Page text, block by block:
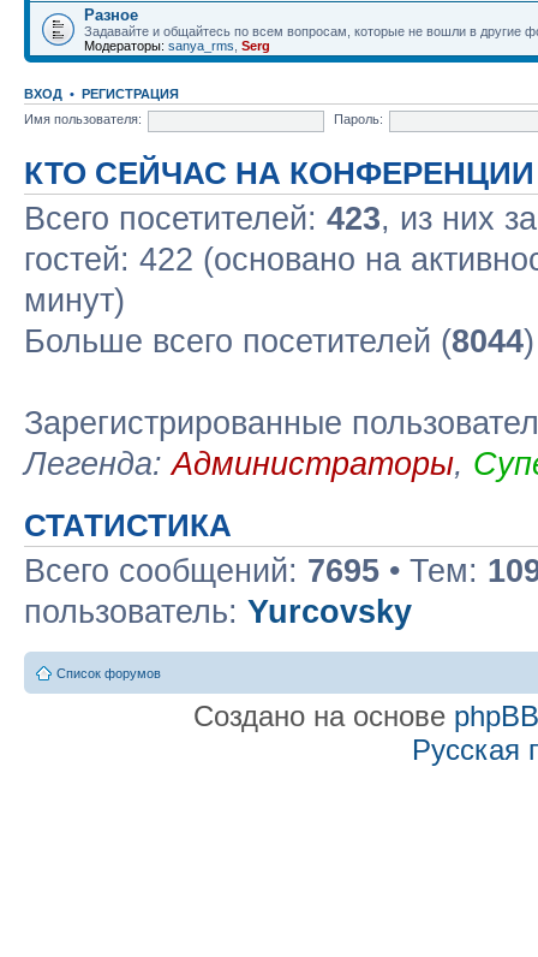
Разное
Задавайте и общайтесь по всем вопросам, которые не вошли в другие
Модераторы: sanya_rms Serg
ВХОД • РЕГИСТРАЦИЯ
Имя пользователя:
Пароль:
КТО СЕЙЧАС НА КОНФЕРЕНЦИИ
Всего посетителей: 423, из них
гостей: 422 (основано на
минут)
Больше всего посетителей (8044
Зарегистрированные
Легенда:Администраторы,
СТАТИСТИКА
Всего сообщений: 7695 • Тем:
пользователь: Yurcovsky
Список форумов
Создано на основе phpBB
Русская